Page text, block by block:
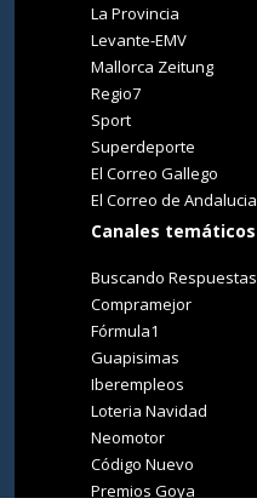
La Provincia
Levante-EMV
Mallorca Zeitung
Regio7
Sport
Superdeporte
El Correo Gallego
El Correo de Andalucia
Canales temáticos
Buscando Respuestas
Compramejor
Fórmula1
Guapisimas
Iberempleos
Loteria Navidad
Neomotor
Código Nuevo
Premios Goya